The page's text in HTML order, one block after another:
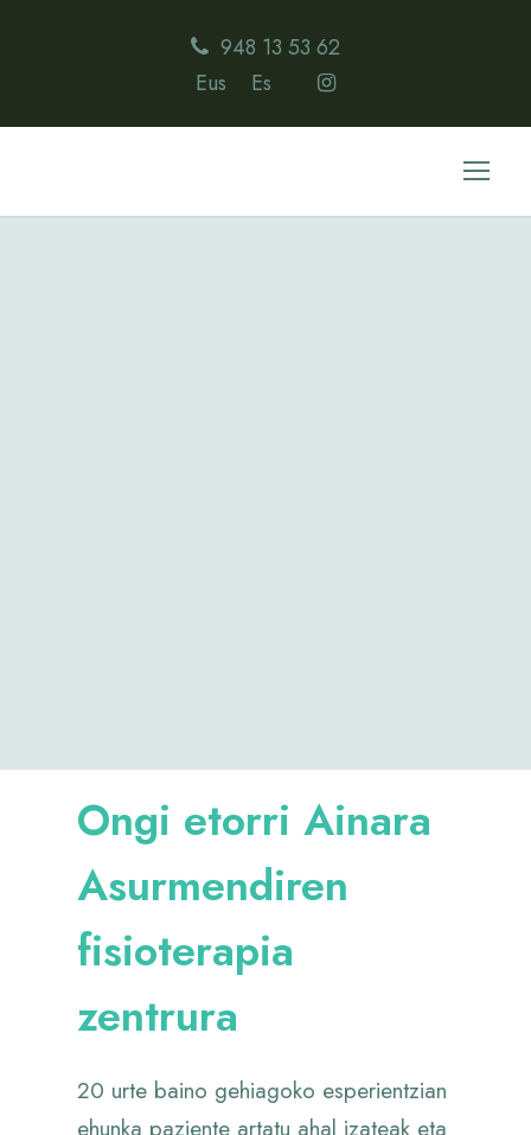
948 13 53 62
Eus
Es
Ongi etorri Ainara
Asurmendiren
fisioterapia
zentrura
20 urte baino gehiagoko esperientzian
ehunka paziente artatu ahal izateak eta